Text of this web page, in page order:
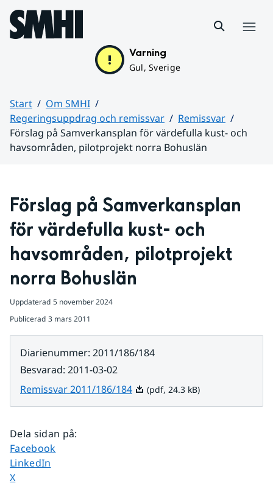
Hoppa till sidans innehåll
Varning
Gul, Sverige
Start
Om SMHI
Regeringsuppdrag och remissvar
Remissvar
Förslag på Samverkansplan för värdefulla kust- och
havsområden, pilotprojekt norra Bohuslän
Förslag på Samverkansplan
för värdefulla kust- och
havsområden, pilotprojekt
norra Bohuslän
Uppdaterad 5 november 2024
Publicerad 3 mars 2011
Diarienummer: 2011/186/184
Besvarad: 2011-03-02
Remissvar 2011/186/184Pdf, 24.3 kB.
(pdf, 24.3 kB)
Dela sidan på:
Dela sidan på
Facebook
Dela sidan på
LinkedIn
Dela sidan på
X